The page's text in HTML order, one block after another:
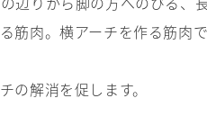
肉。横アーチを作る筋肉で
の解消を促します。